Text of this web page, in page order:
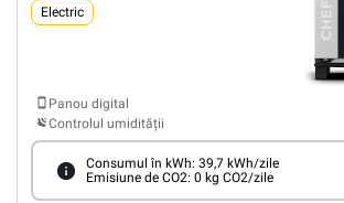
Electric
Panou digital
Controlul umidității
Consumul în kWh: 39,7 kWh/zile
Emisiune de CO2: 0 kg CO2/zile